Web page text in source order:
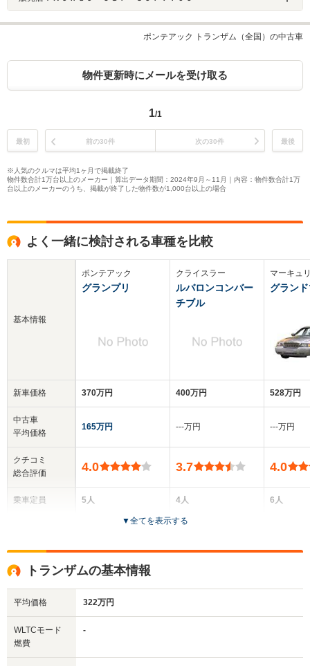
ポンテアック トランザム（全国）の中古車
物件更新時にメールを受け取る
1/1
最初 前の30件 次の30件 最後
※人気のクルマは平均1ヶ月で掲載終了
物件数合計1万台以上のメーカー｜算出データ期間：2024年9月～11月｜内容：物件数合計1万
台以上のメーカーのうち、掲載が終了した物件数が1,000台以上の場合
よく一緒に検討される車種を比較
基本情報
新車価格
中古車
平均価格
クチコミ
総合評価
乗車定員
サイズ
(全長x全幅x全高)
ポンテアック
グランプリ
370万円
165万円
4.0
5人
全高
1.42m
クライスラー
ルバロンコンバー
チブル
400万円
‐‐‐万円
3.7
4人
2ドア
マーキュ
グラン
528万円
‐‐‐万円
4.0
6人
▼全てを表示する
トランザムの基本情報
平均価格 322万円
WLTCモード
燃費
-